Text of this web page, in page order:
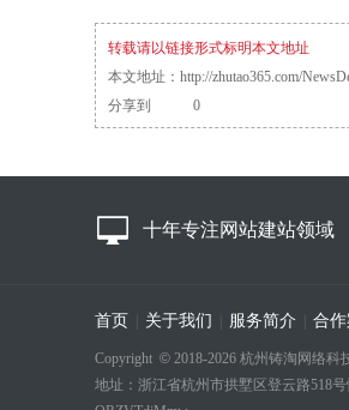
转载请以链接形式标明本文地址
本文地址： http://zhutao365.com/
分享到
0
十年专注网站建站领域
首页 关于我们 服务简介 合作
Copyright © 2018-2026 杭州铸淘网络科
地址：浙江省杭州市拱墅区登云路518